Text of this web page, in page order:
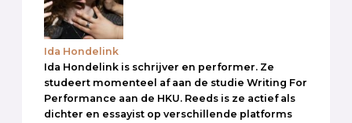
Ida Hondelink
Ida Hondelink is schrijver en performer. Ze
studeert momenteel af aan de studie Writing For
Performance aan de HKU. Reeds is ze actief als
dichter en essayist op verschillende platforms